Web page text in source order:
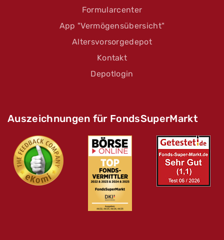
Formularcenter
App "Vermögensübersicht"
Altersvorsorgedepot
Kontakt
Depotlogin
Auszeichnungen für FondsSuperMarkt